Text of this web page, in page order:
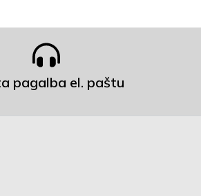
pagalba el. paštu